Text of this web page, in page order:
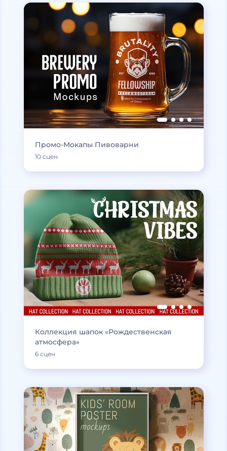
Промо-Мокапы Пивоварни
10 сцен
Коллекция шапок «Рождественская
атмосфера»
6 сцен